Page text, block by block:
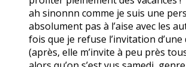
ah sinonnn comme je suis une
absolument pas à l’aise avec les
fois que je refuse l’invitation d’une
(après, elle m’invite à peu près